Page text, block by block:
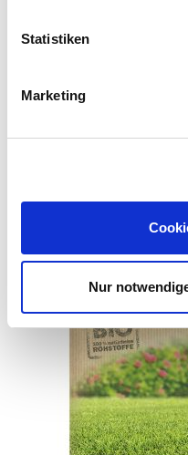
Statistiken
Marketing
Nur
48348 Everswinkel
E-Mail: info@sperli.de
Zubehör Produkte